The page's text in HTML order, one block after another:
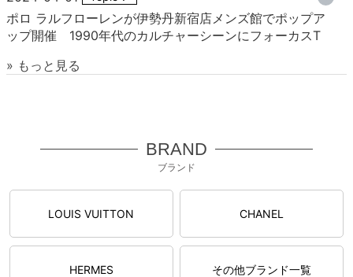
ポロ ラルフローレンが伊勢丹新宿店メンズ館でポップア
ップ開催 1990年代のカルチャーシーンにフォーカスT
» もっと見る
BRAND
ブランド
LOUIS VUITTON CHANEL
HERMES その他ブランド一覧